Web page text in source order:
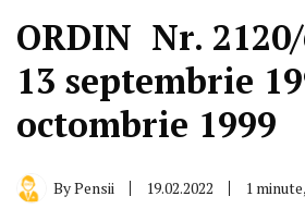
ORDIN Nr.
13 septembrie
octombrie 1999
ByPensii 19.02.2022 1